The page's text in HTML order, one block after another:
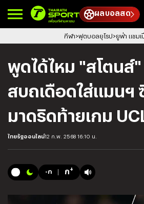
ผลบอลสด
กีฬา ฟุตบอลยุโรป ยูฟ่า แชม
พูดได้ไหม "สโตนส์"
สบถเดือดใส่แมนฯ
มาดริดท้ายเกม
ไทยรัฐออนไลน์12 ก.พ. 2568 16:10 น.
-ก ก+